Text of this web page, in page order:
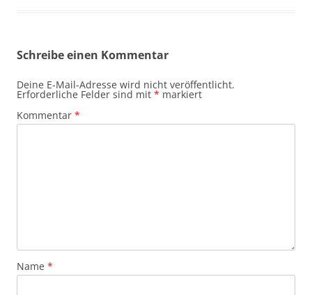
Schreibe einen Kommentar
Deine E-Mail-Adresse wird nicht veröffentlicht.
Erforderliche Felder sind mit * markiert
Kommentar *
Name *